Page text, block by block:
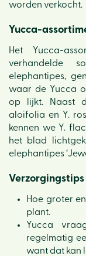
worden verkocht.
Yucca-
Het Yucca-
verhandelde
elephantipes,
waar de Yucca
op lijkt. Naast
aloifolia en Y.
kennen we Y.
het blad
elephantipes
Verzorgingstips
Hoe groter
plant.
Yucca
regelmatig
want dat kan